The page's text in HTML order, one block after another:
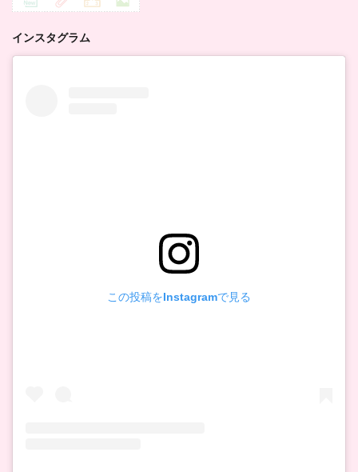
インスタグラム
この投稿をInstagramで見る